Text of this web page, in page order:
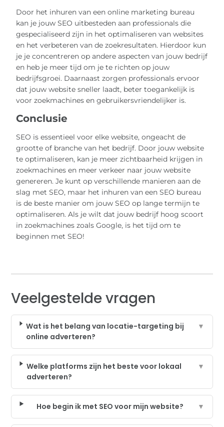
Door het inhuren van een online marketing bureau
kan je jouw SEO uitbesteden aan professionals die
gespecialiseerd zijn in het optimaliseren van websites
en het verbeteren van de zoekresultaten. Hierdoor kun
je je concentreren op andere aspecten van jouw bedrijf
en heb je meer tijd om je te richten op jouw
bedrijfsgroei. Daarnaast zorgen professionals ervoor
dat jouw website sneller laadt, beter toegankelijk is
voor zoekmachines en gebruikersvriendelijker is.
Conclusie
SEO is essentieel voor elke website, ongeacht de
grootte of branche van het bedrijf. Door jouw website
te optimaliseren, kan je meer zichtbaarheid krijgen in
zoekmachines en meer verkeer naar jouw website
genereren. Je kunt op verschillende manieren aan de
slag met SEO, maar het inhuren van een SEO bureau
is de beste manier om jouw SEO op lange termijn te
optimaliseren. Als je wilt dat jouw bedrijf hoog scoort
in zoekmachines zoals Google, is het tijd om te
beginnen met SEO!
Veelgestelde vragen
Wat is het belang van locatie-targeting bij
online adverteren?
▼
Welke platforms zijn het beste voor lokaal
adverteren?
▼
Hoe begin ik met SEO voor mijn website? ▼